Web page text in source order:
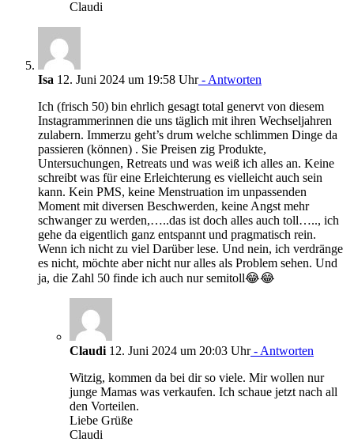
Claudi
Isa 12. Juni 2024 um 19:58 Uhr- Antworten
Ich (frisch 50) bin ehrlich gesagt total genervt von diesem
Instagrammerinnen die uns täglich mit ihren Wechseljahren
zulabern. Immerzu geht’s drum welche schlimmen Dinge da
passieren (können) . Sie Preisen zig Produkte,
Untersuchungen, Retreats und was weiß ich alles an. Keine
schreibt was für eine Erleichterung es vielleicht auch sein
kann. Kein PMS, keine Menstruation im unpassenden
Moment mit diversen Beschwerden, keine Angst mehr
schwanger zu werden,…..das ist doch alles auch toll….., ich
gehe da eigentlich ganz entspannt und pragmatisch rein.
Wenn ich nicht zu viel Darüber lese. Und nein, ich verdränge
es nicht, möchte aber nicht nur alles als Problem sehen. Und
ja, die Zahl 50 finde ich auch nur semitoll😂😂
Claudi 12. Juni 2024 um 20:03 Uhr- Antworten
Witzig, kommen da bei dir so viele. Mir wollen nur
junge Mamas was verkaufen. Ich schaue jetzt nach all
den Vorteilen.
Liebe Grüße
Claudi